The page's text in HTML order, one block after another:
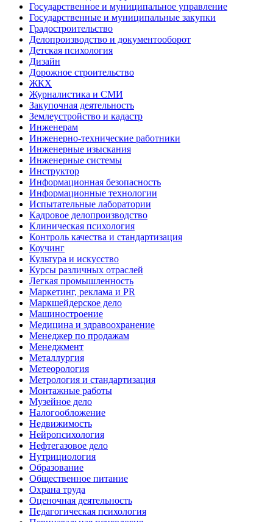
Государственное и муниципальное управление
Государственные и муниципальные закупки
Градостроительство
Делопроизводство и документооборот
Детская психология
Дизайн
Дорожное строительство
ЖКХ
Журналистика и СМИ
Закупочная деятельность
Землеустройство и кадастр
Инженерам
Инженерно-технические работники
Инженерные изыскания
Инженерные системы
Инструктор
Информационная безопасность
Информационные технологии
Испытательные лаборатории
Кадровое делопроизводство
Клиническая психология
Контроль качества и стандартизация
Коучинг
Культура и искусство
Курсы различных отраслей
Легкая промышленность
Маркетинг, реклама и PR
Маркшейдерское дело
Машиностроение
Медицина и здравоохранение
Менеджер по продажам
Менеджмент
Металлургия
Метеорология
Метрология и стандартизация
Монтажные работы
Музейное дело
Налогообложение
Недвижимость
Нейропсихология
Нефтегазовое дело
Нутрициология
Образование
Общественное питание
Охрана труда
Оценочная деятельность
Педагогическая психология